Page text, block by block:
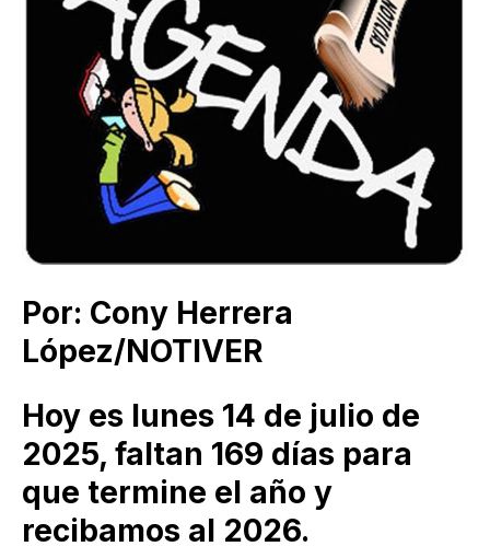
Por: Cony Herrera
López/NOTIVER
Hoy es lunes 14 de julio de
2025, faltan 169 días para
que termine el año y
recibamos al 2026.